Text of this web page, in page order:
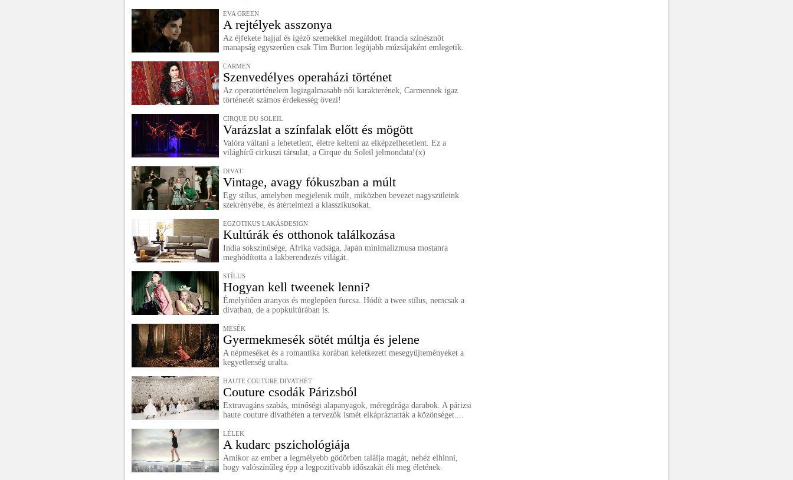
EVA GREEN
A rejtélyek asszonya
Az éjfekete hajjal és igéző szemekkel megáldott francia színésznőt
manapság egyszerűen csak Tim Burton legújabb múzsájaként emlegetik.
CARMEN
Szenvedélyes operaházi történet
Az operatörténelem legizgalmasabb női karakterének, Carmennek igaz
történetét számos érdekesség övezi!
CIRQUE DU SOLEIL
Varázslat a színfalak előtt és mögött
Valóra váltani a lehetetlent, életre kelteni az elképzelhetetlent. Ez a
világhírű cirkuszi társulat, a Cirque du Soleil jelmondata!(x)
DIVAT
Vintage, avagy fókuszban a múlt
Egy stílus, amelyben megjelenik múlt, miközben bevezet nagyszüleink
szekrényébe, és átértelmezi a klasszikusokat.
EGZOTIKUS LAKÁSDESIGN
Kultúrák és otthonok találkozása
India sokszínűsége, Afrika vadsága, Japán minimalizmusa mostanra
meghódította a lakberendezés világát.
STÍLUS
Hogyan kell tweenek lenni?
Émelyítően aranyos és meglepően furcsa. Hódít a twee stílus, nemcsak a
divatban, de a popkultúrában is.
MESÉK
Gyermekmesék sötét múltja és jelene
A népmeséket és a romantika korában keletkezett mesegyűjteményeket a
kegyetlenség uralta.
HAUTE COUTURE DIVATHÉT
Couture csodák Párizsból
Extravagáns szabás, minőségi alapanyagok, méregdrága darabok. A párizsi
haute couture divathéten a tervezők ismét elkápráztatták a közönséget....
LÉLEK
A kudarc pszichológiája
Amikor az ember a legmélyebb gödörben találja magát, nehéz elhinni,
hogy valószínűleg épp a legpozitívabb időszakát éli meg életének.